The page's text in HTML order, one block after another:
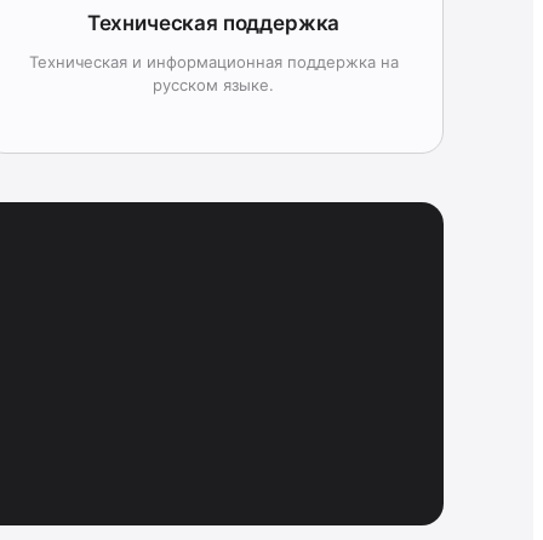
Техническая поддержка
Техническая и информационная поддержка на
русском языке.